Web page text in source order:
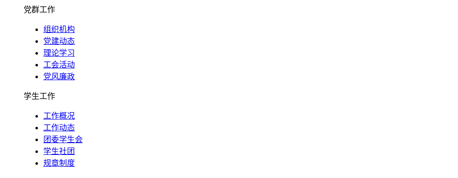
党群工作
组织机构
党建动态
理论学习
工会活动
党风廉政
学生工作
工作概况
工作动态
团委学生会
学生社团
规章制度